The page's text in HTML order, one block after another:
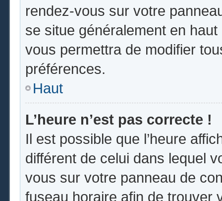
rendez-vous sur votre
se situe généralement en
vous permettra de modifier
préférences.
Haut
L’heure n’est pas correcte !
Il est possible que l’heure
différent de celui dans lequel
vous sur votre panneau de
fuseau horaire afin de trouver